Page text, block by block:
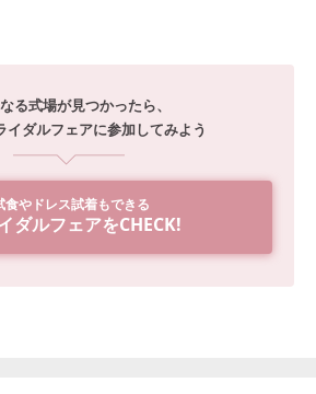
る式場が見つかったら、
イダルフェアに参加してみよう
食やドレス試着もできる
ダルフェアをCHECK!